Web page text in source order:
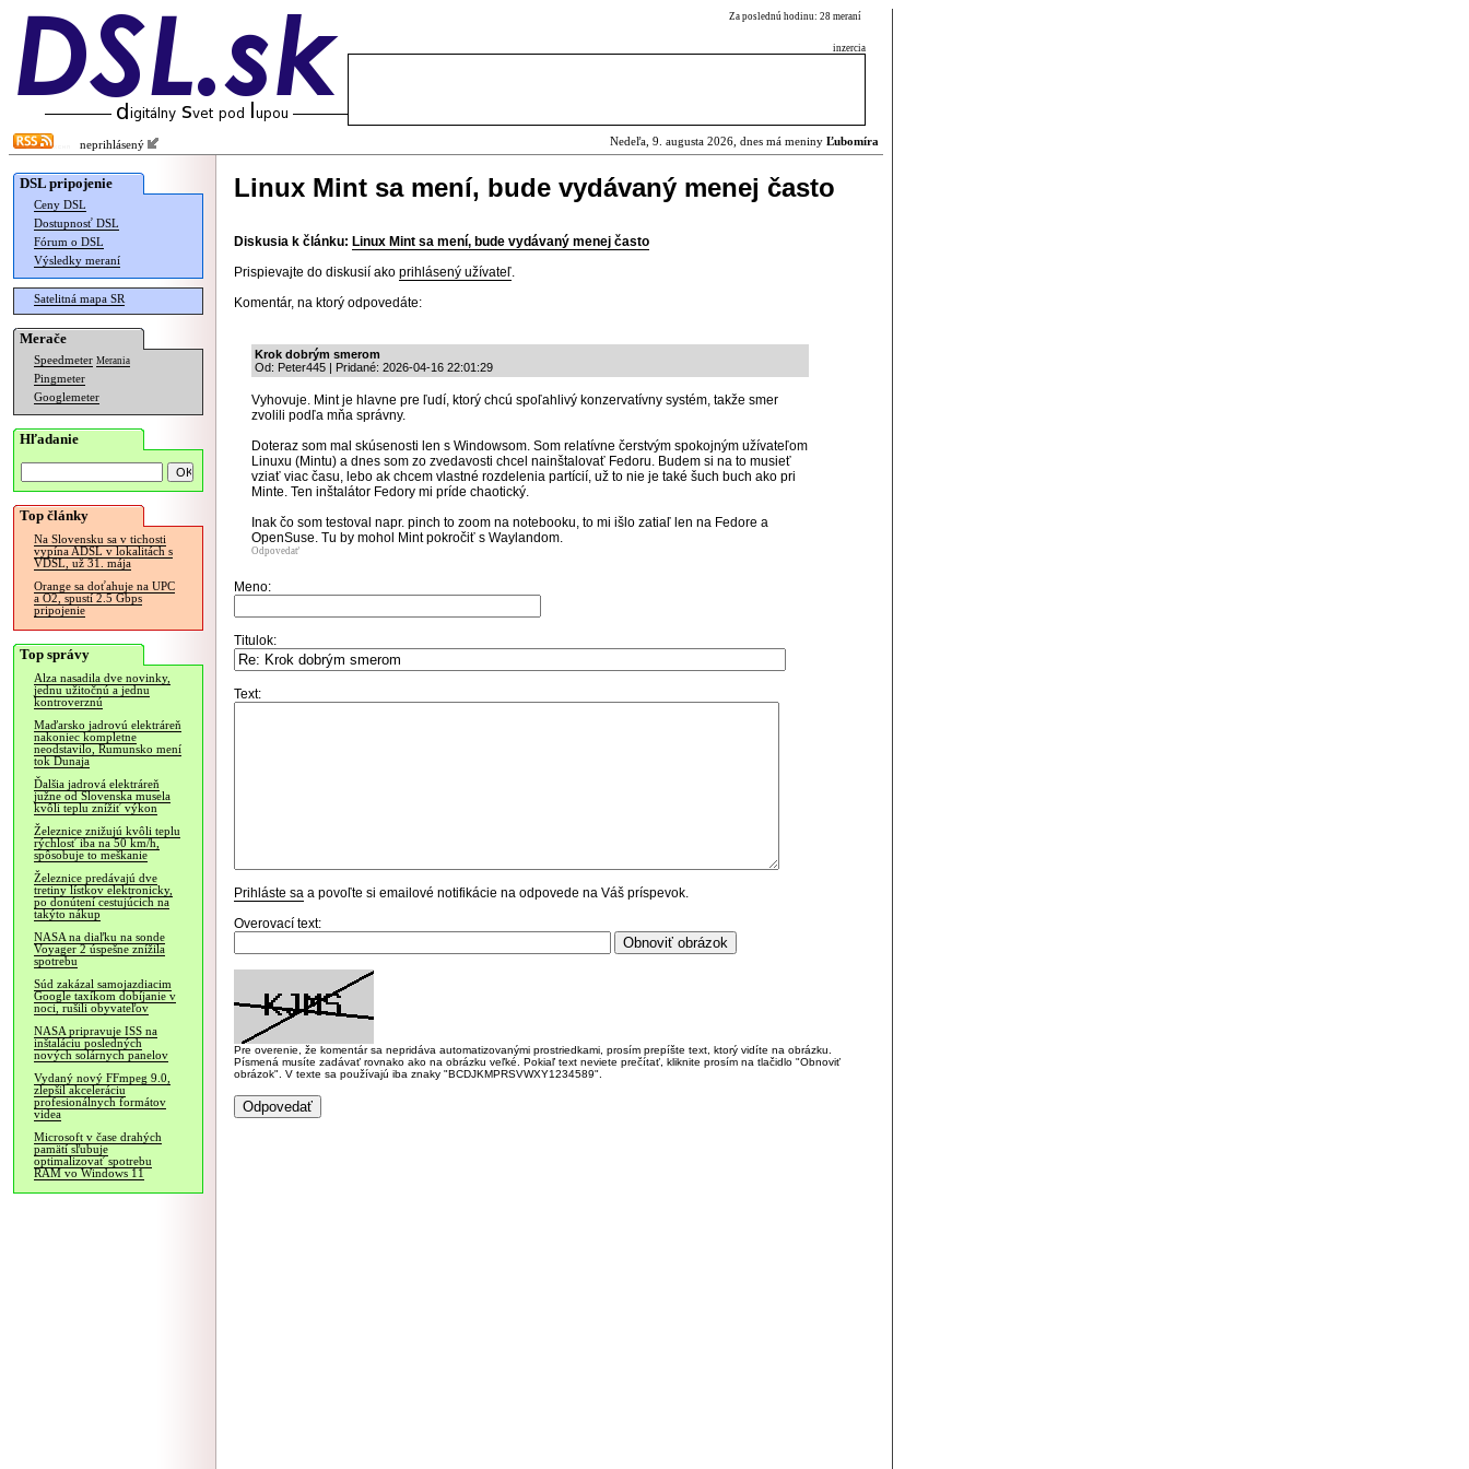
Za poslednú hodinu: 28 meraní
inzercia
neprihlásený Nedeľa, 9. augusta 2026, dnes má meniny Ľubomíra
DSL pripojenie
Ceny DSL
Dostupnosť DSL
Fórum o DSL
Výsledky meraní
Satelitná mapa SR
Merače
Speedmeter Merania
Pingmeter
Googlemeter
Hľadanie
Top články
Na Slovensku sa v tichosti
vypína ADSL v lokalitách s
VDSL, už 31. mája
Orange sa doťahuje na UPC
a O2, spustí 2.5 Gbps
pripojenie
Top správy
Alza nasadila dve novinky,
jednu užitočnú a jednu
kontroverznú
Maďarsko jadrovú elektráreň
nakoniec kompletne
neodstavilo, Rumunsko mení
tok Dunaja
Ďalšia jadrová elektráreň
južne od Slovenska musela
kvôli teplu znížiť výkon
Železnice znižujú kvôli teplu
rýchlosť iba na 50 km/h,
spôsobuje to meškanie
Železnice predávajú dve
tretiny lístkov elektronicky,
po donútení cestujúcich na
takýto nákup
NASA na diaľku na sonde
Voyager 2 úspešne znížila
spotrebu
Súd zakázal samojazdiacim
Google taxíkom dobíjanie v
noci, rušili obyvateľov
NASA pripravuje ISS na
inštaláciu posledných
nových solárnych panelov
Vydaný nový FFmpeg 9.0,
zlepšil akceleráciu
profesionálnych formátov
videa
Microsoft v čase drahých
pamätí sľubuje
optimalizovať spotrebu
RAM vo Windows 11
Linux Mint sa mení, bude vydávaný menej často
Diskusia k článku: Linux Mint sa mení, bude vydávaný menej často
Prispievajte do diskusií ako prihlásený užívateľ.
Komentár, na ktorý odpovedáte:
Krok dobrým smerom
Od: Peter445 | Pridané: 2026-04-16 22:01:29
Vyhovuje. Mint je hlavne pre ľudí, ktorý chcú spoľahlivý konzervatívny systém, takže smer
zvolili podľa mňa správny.
Doteraz som mal skúsenosti len s Windowsom. Som relatívne čerstvým spokojným užívateľom
Linuxu (Mintu) a dnes som zo zvedavosti chcel nainštalovať Fedoru. Budem si na to musieť
vziať viac času, lebo ak chcem vlastné rozdelenia partícií, už to nie je také šuch buch ako pri
Minte. Ten inštalátor Fedory mi príde chaotický.
Inak čo som testoval napr. pinch to zoom na notebooku, to mi išlo zatiaľ len na Fedore a
OpenSuse. Tu by mohol Mint pokročiť s Waylandom.
Odpovedať
Meno:
Titulok:
Text:
Prihláste sa a povoľte si emailové notifikácie na odpovede na Váš príspevok.
Overovací text:
Pre overenie, že komentár sa nepridáva automatizovanými prostriedkami, prosím prepíšte text, ktorý vidíte na obrázku.
Písmená musíte zadávať rovnako ako na obrázku veľké. Pokiaľ text neviete prečítať, kliknite prosím na tlačidlo "Obnoviť
obrázok". V texte sa používajú iba znaky "BCDJKMPRSVWXY1234589".